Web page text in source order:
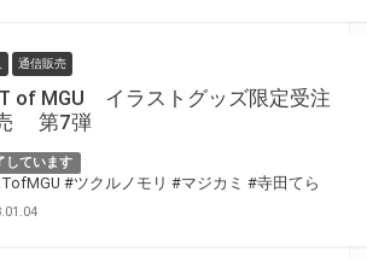
通信販売
of MGU イラストグッズ限定受注
第7弾
しています
#ツクルノモリ #マジカミ #寺田てら